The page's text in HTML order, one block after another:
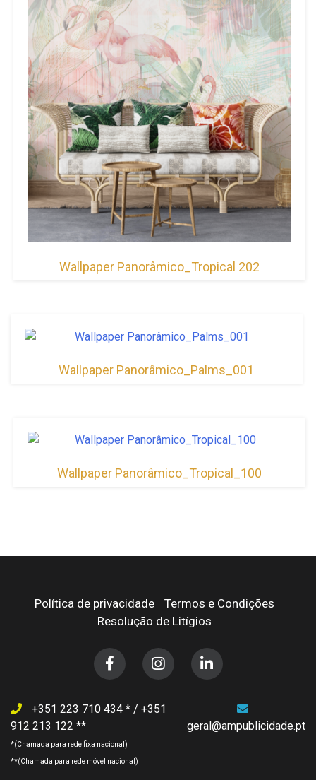
Wallpaper Panorâmico_Tropical 202
Wallpaper Panorâmico_Palms_001
Wallpaper Panorâmico_Tropical_100
Política de privacidade
Termos e Condições
Resolução de Litígios
+351 223 710 434 / +351
912 213 122
geral@ampublicidade.pt